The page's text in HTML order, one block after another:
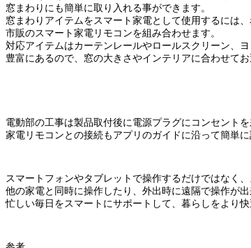
窓まわりにも簡単に取り⼊れる事ができます。
窓まわりアイテムをスマート家電として使⽤するには
市販のスマート家電リモコンを組み合わせます。
対応アイテムはカーテンレールやロールスクリーン、
豊富にあるので、窓の⼤きさやインテリアに合わせてお
電動部の⼯事は製品取付後に電源プラグにコンセント
家電リモコンとの接続もアプリのガイドに沿って簡単に
スマートフォンやタブレットで操作するだけではなく
他の家電と同時に操作したり、外出時に遠隔で操作が出
忙しい毎⽇をスマートにサポートして、暮らしをより快